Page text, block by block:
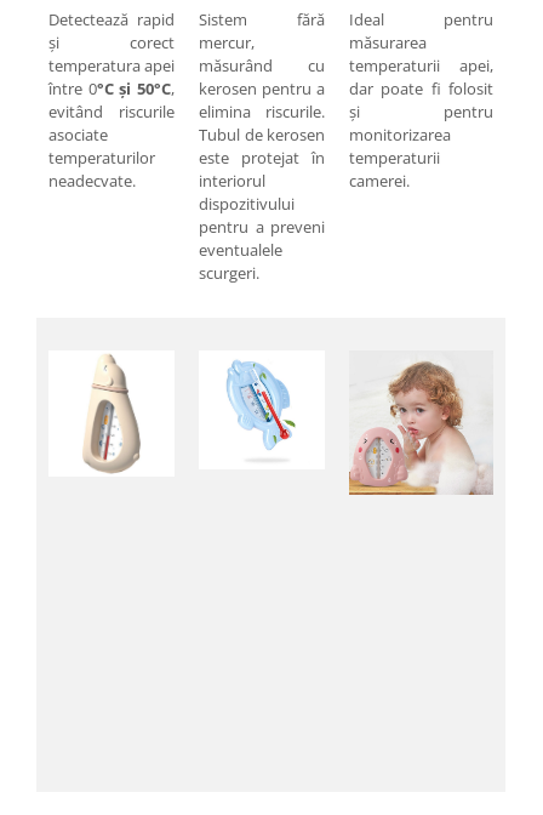
Pentru Casa si Camping
Aragaze, plite, piese butelii de
voiaj
Accesorii aragaze & butelii
Butelii
Gratare
Pirostrii si accesorii pentru gatit
Coliere plastic
Conectori/doze
Corpuri de iluminat
Lampi solare
Detectează rapid
și corect
temperatura apei
între 0°C și 50°C,
evitând riscurile
asociate
temperaturilor
neadecvate.
Sistem fără
mercur,
măsurând cu
kerosen pentru a
elimina riscurile.
Tubul de kerosen
este protejat în
interiorul
dispozitivului
pentru a preveni
eventualele
scurgeri.
Ideal pentru
măsurarea
temperaturii apei,
dar poate fi folosit
și pentru
monitorizarea
temperaturii
camerei.